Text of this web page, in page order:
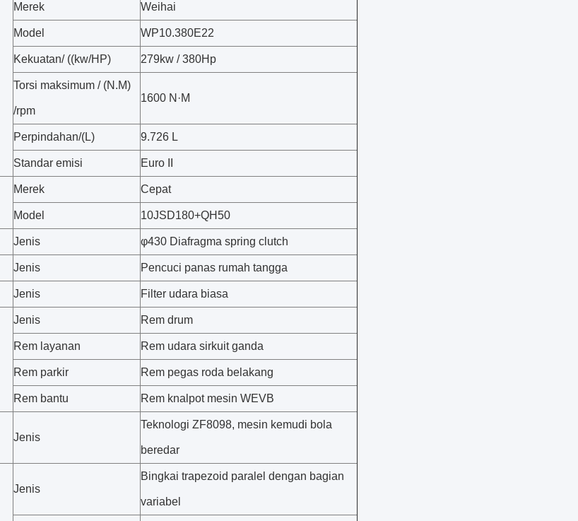
Merek Weihai
Model WP10.380E22
Kekuatan/ ((kw/HP) 279kw / 380Hp
Torsi maksimum / (N.M)
/rpm
1600 N·M
Perpindahan/(L) 9.726 L
Standar emisi Euro II
Merek Cepat
Model 10JSD180+QH50
Jenis φ430 Diafragma spring clutch
Jenis Pencuci panas rumah tangga
Jenis Filter udara biasa
Jenis Rem drum
Rem layanan Rem udara sirkuit ganda
Rem parkir Rem pegas roda belakang
Rem bantu Rem knalpot mesin WEVB
Jenis
Teknologi ZF8098, mesin kemudi bola
beredar
Jenis
Bingkai trapezoid paralel dengan bagian
variabel